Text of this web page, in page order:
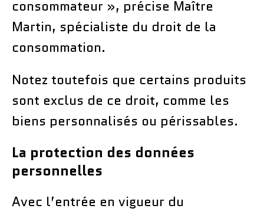
consommateur », précise Maître
Martin, spécialiste du droit de la
consommation.
Notez toutefois que certains produits
sont exclus de ce droit, comme les
biens personnalisés ou périssables.
La protection des données
personnelles
Avec l’entrée en vigueur du